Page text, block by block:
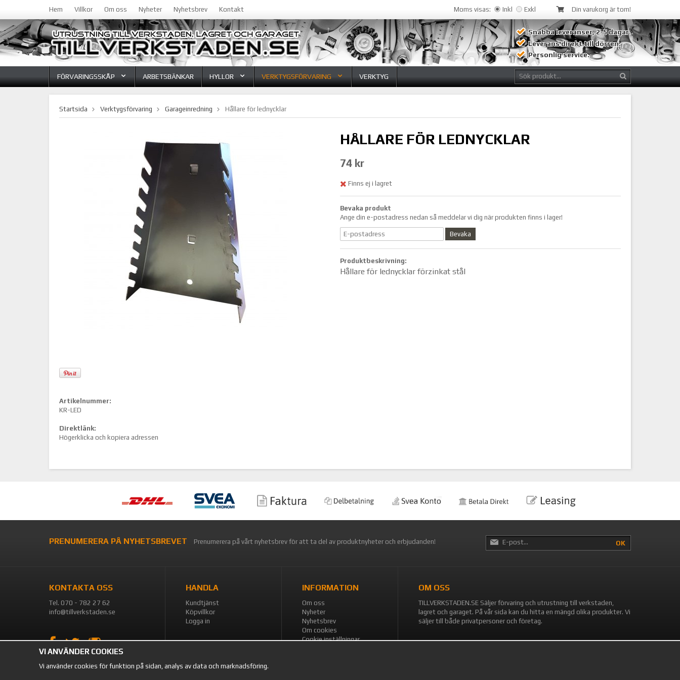
Hem Villkor Om oss Nyheter Nyhetsbrev Kontakt Din varukorg är tom!
Moms visas: Inkl Exkl
Snabba leveranser, 2-5 dagar.
Leverans direkt till dörren.
Personlig service.
FÖRVARINGSSKÅP ARBETSBÄNKAR HYLLOR VERKTYGSFÖRVARING VERKTYG
Startsida Verktygsförvaring Garageinredning Hållare för lednycklar
HÅLLARE FÖR LEDNYCKLAR
74 kr
Finns ej i lagret
Bevaka produkt
Ange din e-postadress nedan så meddelar vi dig när produkten finns i lager!
Bevaka
Produktbeskrivning:
Hållare för lednycklar förzinkat stål
Artikelnummer:
KR-LED
Direktlänk:
Högerklicka och kopiera adressen
PRENUMERERA PÅ NYHETSBREVET Prenumerera på vårt nyhetsbrev för att ta del av produktnyheter och erbjudanden! OK
KONTAKTA OSS
Tel. 070 - 782 27 62
info@tillverkstaden.se
HANDLA
Kundtjänst
Köpvillkor
Logga in
INFORMATION
Om oss
Nyheter
Nyhetsbrev
Om cookies
Cookie inställningar
OM OSS
TILLVERKSTADEN.SE Säljer förvaring och utrustning till verkstaden,
lagret och garaget. På vår sida kan du hitta en mängd olika produkter. Vi
säljer till både privatpersoner och företag.
VI ANVÄNDER COOKIES
Vi använder cookies för funktion på sidan, analys av data och marknadsföring.